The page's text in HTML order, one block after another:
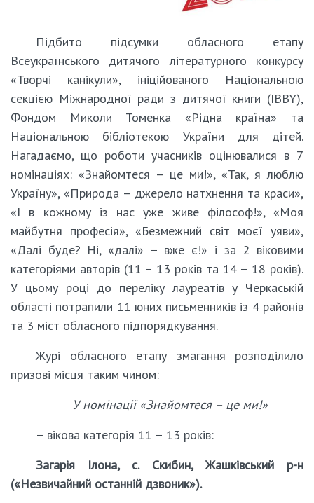
Підбито підсумки обласного етапу
Всеукраїнського дитячого літературного конкурсу
«Творчі канікули», ініційованого Національною
секцією Міжнародної ради з дитячої книги (IBBY),
Фондом Миколи Томенка «Рідна країна» та
Національною бібліотекою України для дітей.
Нагадаємо, що роботи учасників оцінювалися в 7
номінаціях: «Знайомтеся – це ми!», «Так, я люблю
Україну», «Природа – джерело натхнення та краси»,
«І в кожному із нас уже живе філософ!», «Моя
майбутня професія», «Безмежний світ моєї уяви»,
«Далі буде? Ні, «далі» – вже є!» і за 2 віковими
категоріями авторів (11 – 13 років та 14 – 18 років).
У цьому році до переліку лауреатів у Черкаській
області потрапили 11 юних письменників із 4 районів
та 3 міст обласного підпорядкування.
Журі обласного етапу змагання розподілило
призові місця таким чином:
У номінації «Знайомтеся – це ми!»
– вікова категорія 11 – 13 років:
Загарія Ілона, с. Скибин, Жашківський р-н
(«Незвичайний останній дзвоник»).